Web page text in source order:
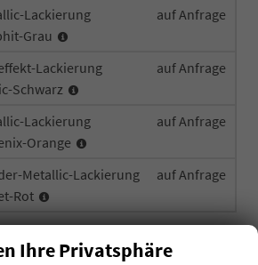
Lackierung
Grau
auf Anfrage
Lackierung
Schwarz
auf Anfrage
Lackierung
Orange
auf Anfrage
Metallic-Lackierung
Rot
auf Anfrage
Ihre Privatsphäre